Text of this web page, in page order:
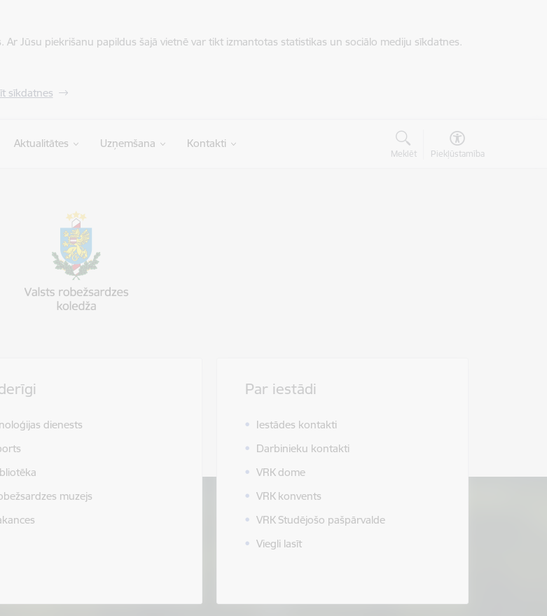
Jūsu piekrišanu papildus šajā vietnē var tikt izmantotas statistikas un sociālo mediju sīkdatnes.
sīkdatnes
Aktualitātes Uzņemšana Kontakti
Meklēt Piekļūstamība
dienests
muzejs
Par iestādi
Iestādes kontakti
Darbinieku kontakti
VRK dome
VRK konvents
VRK Studējošo pašpārvalde
Viegli lasīt